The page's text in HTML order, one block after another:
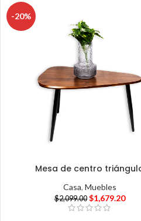
-20%
Mesa de centro
Casa, Muebles
$2,099.00 $1,679.20